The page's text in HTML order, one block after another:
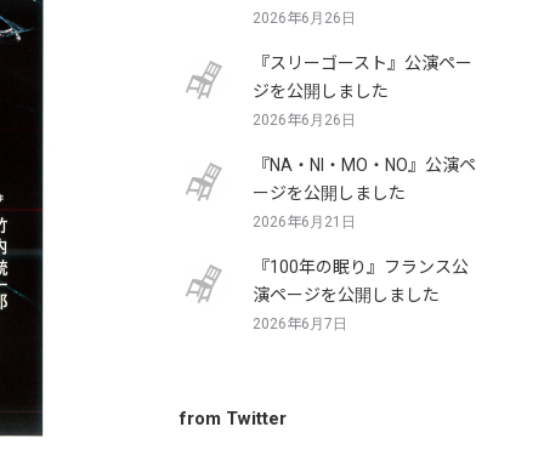
2026年6月26日
『スリーゴースト』公演ペー
ジを公開しました
2026年6月26日
『NA・NI・MO・NO』公演ペ
ージを公開しました
2026年6月21日
『100年の眠り』フランス公
演ページを公開しました
2026年6月7日
from Twitter